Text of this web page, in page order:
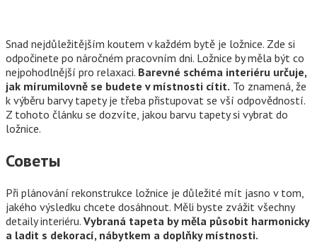
Snad nejdůležitějším koutem v každém bytě je ložnice. Zde si
odpočinete po náročném pracovním dni. Ložnice by měla být co
nejpohodlnější pro relaxaci. Barevné schéma interiéru určuje,
jak mírumilovně se budete v místnosti cítit. To znamená, že
k výběru barvy tapety je třeba přistupovat se vší odpovědností.
Z tohoto článku se dozvíte, jakou barvu tapety si vybrat do
ložnice.
Советы
Při plánování rekonstrukce ložnice je důležité mít jasno v tom,
jakého výsledku chcete dosáhnout. Měli byste zvážit všechny
detaily interiéru. Vybraná tapeta by měla působit harmonicky
a ladit s dekorací, nábytkem a doplňky místnosti.